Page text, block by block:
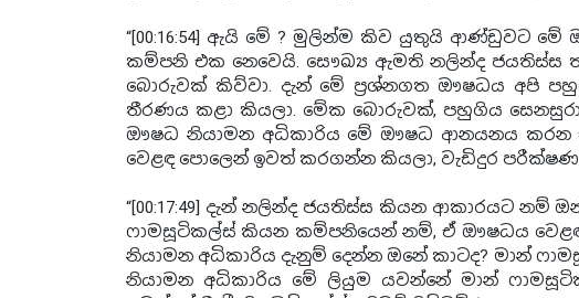
“[00:16:54] ඇයි මේ ? මුලින්ම කිව යුතුයි ආණ්ඩුවට
කම්පනි එක නෙවෙයි. සෞඛ්‍ය ඇමති නලින්ද ජයතිස්ස
බොරුවක් කිව්වා. දැන් මේ ප්‍රශ්නගත ඖෂධය අපි
තීරණය කළා කියලා. මේක බොරුවක්, පහුගිය
ඖෂධ නියාමන අධිකාරිය මේ ඖෂධ ආනයනය කරන
වෙළඳ පොලෙන් ඉවත් කරගන්න කියලා, වැඩිදුර පරීක්ෂණ
“[00:17:49] දැන් නලින්ද ජයතිස්ස කියන ආකාරයට
ෆාමසූටිකල්ස් කියන කම්පනියෙන් නම්, ඒ ඖෂධය
නියාමන අධිකාරිය දැනුම් දෙන්න ඔනේ කාටද? මාන්
නියාමන අධිකාරිය මේ ලියුම යවන්නේ මාන්